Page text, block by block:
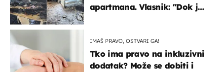
apartmana. Vlasnik: "Dok je
IMAŠ PRAVO, OSTVARI GA!
Tko ima pravo na inkluzivni
dodatak? Može se dobiti i